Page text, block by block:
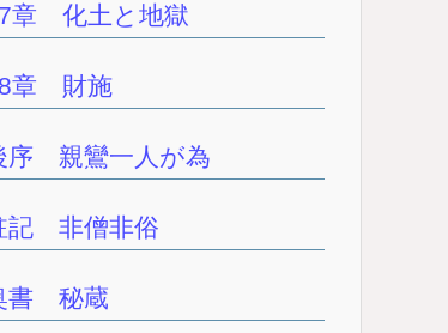
章 化土と地獄
章 財施
序 親鸞一人が為
記 非僧非俗
書 秘蔵